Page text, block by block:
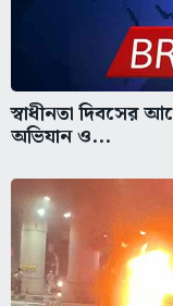
স্বাধীনতা দিবসের
অভিযান ও...